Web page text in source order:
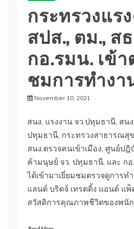
กระทรวงแร
สปส., ตม., ส
กอ.รมน. เข้า
ชมการทำงา
November 10, 2021
สนง. แรงงาน จว.ปทุมธานี, สน
ปทุมธานี, กระทรวงสาธารณสุ
สนง.ตรวจคนเข้าเมือง, ศูนย์ป
ค้ามนุษย์ จว. ปทุมธานี, และ ก
ได้เข้ามาเยี่ยมชมตรวจดูการท
แลนด์ บริดจ์ เทรดดิ้ง แอนด์ แพ็
สวัสดิการคุณภาพชีวิตของพนั